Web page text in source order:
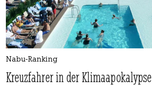
Nabu-Ranking
Kreuzfahrer in der Klimaapokalypse